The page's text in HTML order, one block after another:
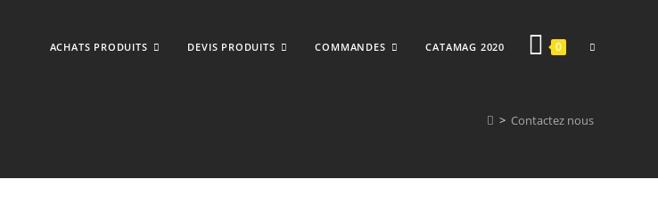
ACHATS PRODUITS DEVIS PRODUITS COMMANDES CATAMAG 2020 0
> Contactez nous